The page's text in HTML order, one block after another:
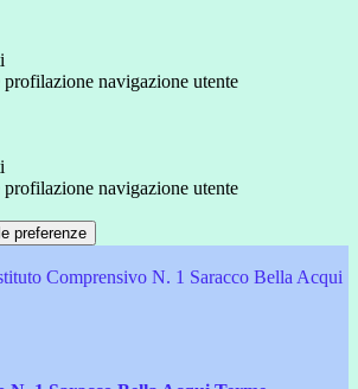
profilazione navigazione utente
profilazione navigazione utente
preferenze
Comprensivo N. 1 Saracco Bella Acqui